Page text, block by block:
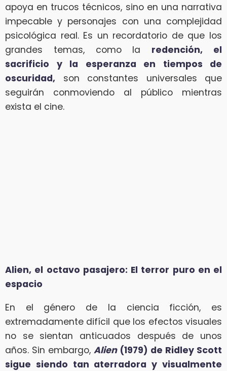
apoya en trucos técnicos, sino en una narrativa
impecable y personajes con una complejidad
psicológica real. Es un recordatorio de que los
grandes temas, como la redención, el
sacrificio y la esperanza en tiempos de
oscuridad, son constantes universales que
seguirán conmoviendo al público mientras
exista el cine.
Alien, el octavo pasajero: El terror puro en el
espacio
En el género de la ciencia ficción, es
extremadamente difícil que los efectos visuales
no se sientan anticuados después de unos
años. Sin embargo, Alien(1979) de Ridley Scott
sigue siendo tan aterradora y visualmente